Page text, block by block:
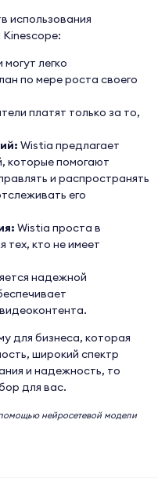
использования
легко
по мере роста своего
платят только за то,
Wistia предлагает
которые помогают
и распространять
его
Wistia проста в
тех, кто не имеет
надежной
для бизнеса, которая
широкий спектр
и надежность, то
для вас.
помощью нейросетевой модели